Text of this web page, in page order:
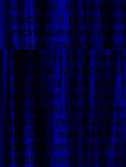
Nei mesi di
stimolato il proprio
propria autostima e
la partecipazione
virtuoso da cui è nato
se prima la
servizio, di “fare arte
quella del “fare arte
incessante che è
appunto, per
del Cielo sotto
stazione del Passante
pubblico sempre nuovo.